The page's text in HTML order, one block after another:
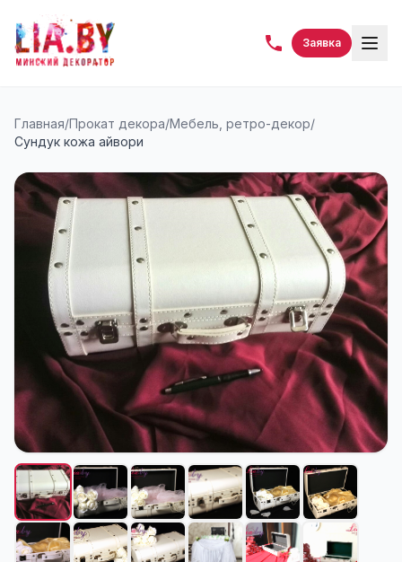
Заявка
Главная/Прокат декора/Мебель, ретро-декор/
Сундук кожа айвори